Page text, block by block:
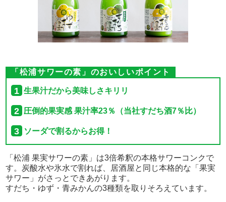
「松浦サワーの素」のおいしいポイント
生果汁だから美味しさキリリ
圧倒的果実感 果汁率23％（当社すだち酒7％比）
ソーダで割るからお得！
「松浦 果実サワーの素」は3倍希釈の本格サワーコンクで
す。炭酸水や氷水で割れば、居酒屋と同じ本格的な「果実
サワー」がさっとできあがります。
すだち・ゆず・青みかんの3種類を取りそろえています。